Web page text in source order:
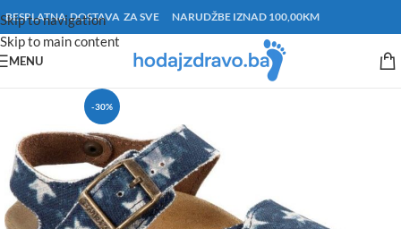
Skip to navigation
Skip to main content
BESPLATNA DOSTAVA ZA SVE NARUDŽBE IZNAD 100,00KM
MENU
-30%